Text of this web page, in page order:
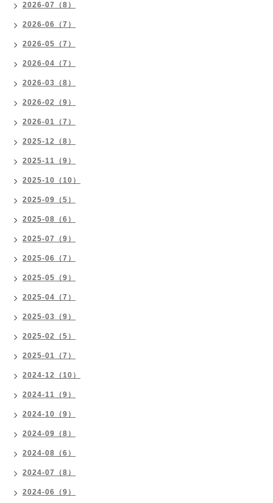
2026-07（8）
2026-06（7）
2026-05（7）
2026-04（7）
2026-03（8）
2026-02（9）
2026-01（7）
2025-12（8）
2025-11（9）
2025-10（10）
2025-09（5）
2025-08（6）
2025-07（9）
2025-06（7）
2025-05（9）
2025-04（7）
2025-03（9）
2025-02（5）
2025-01（7）
2024-12（10）
2024-11（9）
2024-10（9）
2024-09（8）
2024-08（6）
2024-07（8）
2024-06（9）